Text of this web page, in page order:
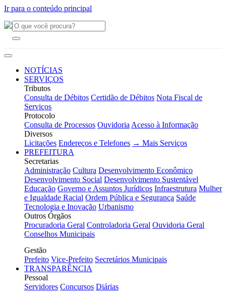
Ir para o conteúdo principal
NOTÍCIAS
SERVIÇOS
Tributos
Consulta de Débitos Certidão de Débitos Nota Fiscal de
Serviços
Protocolo
Consulta de Processos Ouvidoria Acesso à Informação
Diversos
Licitações Endereços e Telefones → Mais Serviços
PREFEITURA
Secretarias
Administração Cultura Desenvolvimento Econômico
Desenvolvimento Social Desenvolvimento Sustentável
Educação Governo e Assuntos Jurídicos Infraestrutura Mulher
e Igualdade Racial Ordem Pública e Segurança Saúde
Tecnologia e Inovação Urbanismo
Outros Órgãos
Procuradoria Geral Controladoria Geral Ouvidoria Geral
Conselhos Municipais
Gestão
Prefeito Vice-Prefeito Secretários Municipais
TRANSPARÊNCIA
Pessoal
Servidores Concursos Diárias